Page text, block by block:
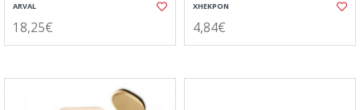
ARVAL
18,25€
XHEKPON
4,84€